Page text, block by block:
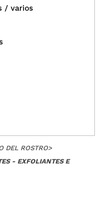
/ varios
DEL ROSTRO>
- EXFOLIANTES E